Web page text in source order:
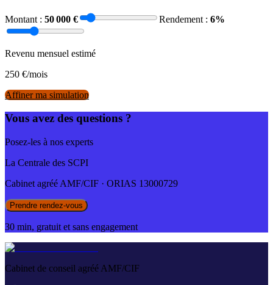
Montant : 50 000 € Rendement : 6%
Revenu mensuel estimé
250 €/mois
Affiner ma simulation
Vous avez des questions ?
Posez-les à nos experts
La Centrale des SCPI
Cabinet agréé AMF/CIF · ORIAS 13000729
Prendre rendez-vous
30 min, gratuit et sans engagement
Cabinet de conseil agréé AMF/CIF